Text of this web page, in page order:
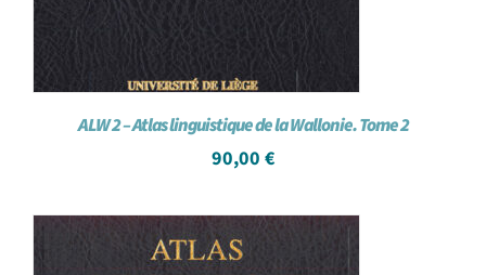
ALW 2 – Atlas linguistique de la Wallonie. Tome 2
90,00 €